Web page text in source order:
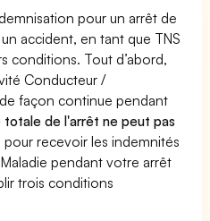
pour un arrêt de
accident, en tant que TNS
conditions. Tout d’abord,
Conducteur /
façon continue pendant
totale de l'arrêt ne peut pas
pour recevoir les indemnités
pendant votre arrêt
trois conditions